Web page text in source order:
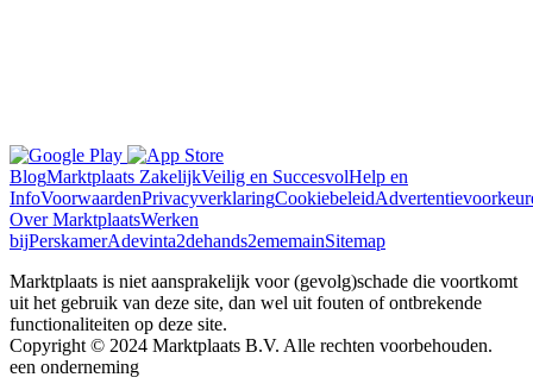
BlogMarktplaats ZakelijkVeilig en SuccesvolHelp en
InfoVoorwaardenPrivacyverklaringCookiebeleid
Over MarktplaatsWerken
bijPerskamerAdevinta2dehands2ememainSitemap
Marktplaats is niet aansprakelijk voor (gevolg)schade die voortkomt
uit het gebruik van deze site, dan wel uit fouten of ontbrekende
functionaliteiten op deze site.
Copyright © 2024 Marktplaats B.V. Alle rechten voorbehouden.
een onderneming